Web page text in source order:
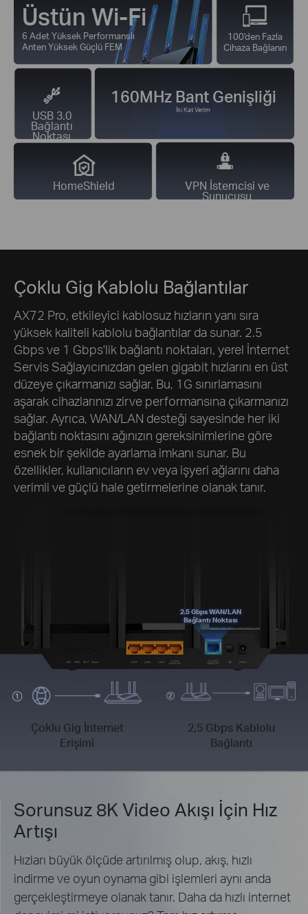
Üstün Wi-Fi
6 Adet Yüksek Performanslı
Anten Yüksek Güçlü FEM
160MHz Bant Genişliği
İki Kat Verim
100'den Fazla
Cihaza Bağlanın
USB 3.0
Bağlantı
Noktası
HomeShield VPN İstemcisi ve
Sunucusu
Çoklu Gig Kablolu Bağlantılar
AX72 Pro, etkileyici kablosuz hızların yanı sıra
yüksek kaliteli kablolu bağlantılar da sunar. 2.5
Gbps ve 1 Gbps'lik bağlantı noktaları, yerel İnternet
Servis Sağlayıcınızdan gelen gigabit hızlarını en üst
düzeye çıkarmanızı sağlar. Bu, 1G sınırlamasını
aşarak cihazlarınızı zirve performansına çıkarmanızı
sağlar. Ayrıca, WAN/LAN desteği sayesinde her iki
bağlantı noktasını ağınızın gereksinimlerine göre
esnek bir şekilde ayarlama imkanı sunar. Bu
özellikler, kullanıcıların ev veya işyeri ağlarını daha
verimli ve güçlü hale getirmelerine olanak tanır.
2.5 Gbps WAN/LAN
Bağlantı Noktası
Çoklu Gig İnternet
Erişimi
2,5 Gbps Kablolu
Bağlantı
Sorunsuz 8K Video Akışı İçin Hız
Artışı
Hızları büyük ölçüde artırılmış olup, akış, hızlı
indirme ve oyun oynama gibi işlemleri aynı anda
gerçekleştirmeye olanak tanır. Daha da hızlı internet